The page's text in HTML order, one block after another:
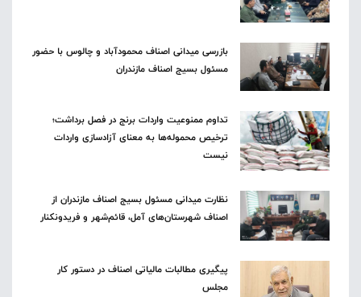
بازرسی میدانی اصناف محمودآباد و چالوس با حضور
مسئول بسیج اصناف مازندران
تداوم ممنوعیت واردات برنج در فصل برداشت؛
ترخیص محموله‌ها به معنای آزادسازی واردات
نیست
نظارت میدانی مسئول بسیج اصناف مازندران از
اصناف شهرستان‌های آمل، قائم‌شهر و فریدونکنار
پیگیری مطالبات مالیاتی اصناف در دستور کار
مجلس